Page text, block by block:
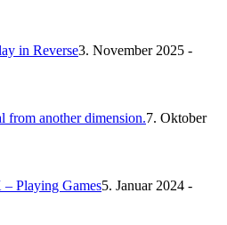
in Reverse3. November 2025 -
another dimension.7. Oktober
Playing Games5. Januar 2024 -